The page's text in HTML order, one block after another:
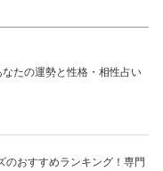
なたの運勢と性格・相性占い
のおすすめランキング！専門